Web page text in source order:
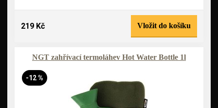
219 Kč Vložit do košíku
NGT zahřívací termoláhev Hot Water Bottle 1l
-12 %